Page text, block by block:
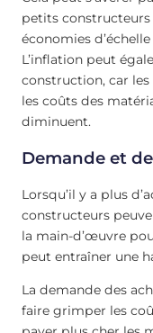
petits
économies
L’inflation peut
construction, car
les coûts des
diminuent.
Demande et
Lorsqu’il y a plus
constructeurs
la main-d’œuvre
peut entraîner une
La demande des
faire grimper les